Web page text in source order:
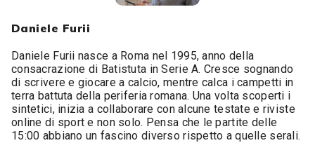
Daniele Furii
Daniele Furii nasce a Roma nel 1995, anno della
consacrazione di Batistuta in Serie A. Cresce sognando
di scrivere e giocare a calcio, mentre calca i campetti in
terra battuta della periferia romana. Una volta scoperti i
sintetici, inizia a collaborare con alcune testate e riviste
online di sport e non solo. Pensa che le partite delle
15:00 abbiano un fascino diverso rispetto a quelle serali.